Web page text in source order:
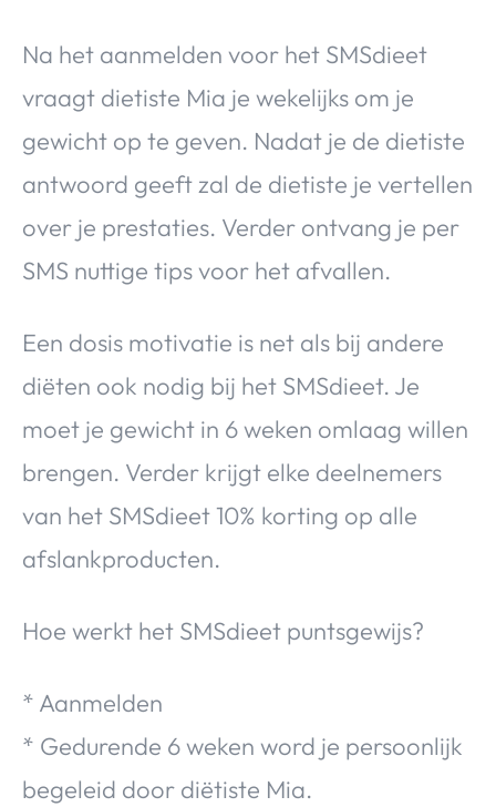
Na het aanmelden voor het SMSdieet
vraagt dietiste Mia je wekelijks om je
gewicht op te geven. Nadat je de dietiste
antwoord geeft zal de dietiste je vertellen
over je prestaties. Verder ontvang je per
SMS nuttige tips voor het afvallen.
Een dosis motivatie is net als bij andere
diëten ook nodig bij het SMSdieet. Je
moet je gewicht in 6 weken omlaag willen
brengen. Verder krijgt elke deelnemers
van het SMSdieet 10% korting op alle
afslankproducten.
Hoe werkt het SMSdieet puntsgewijs?
* Aanmelden
* Gedurende 6 weken word je persoonlijk
begeleid door diëtiste Mia.